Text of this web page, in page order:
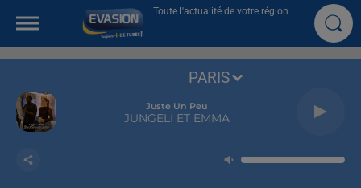
Toute l'actualité de votre région
Juste Un Peu
JUNGELI ET EMMA
PARIS